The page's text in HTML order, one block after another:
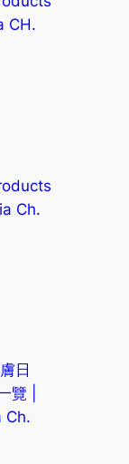
CH.
Ch.
日
覽 |
Ch.